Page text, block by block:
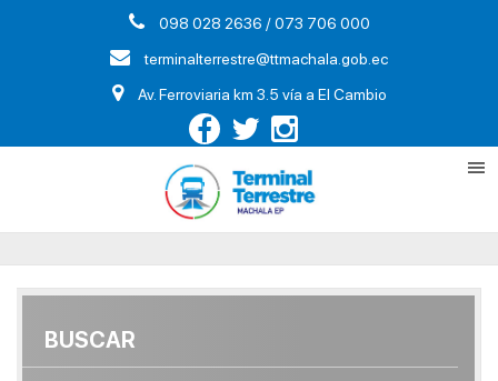
098 028 2636 / 073 706 000
terminalterrestre@ttmachala.gob.ec
Av. Ferroviaria km 3.5 vía a El Cambio
BUSCAR